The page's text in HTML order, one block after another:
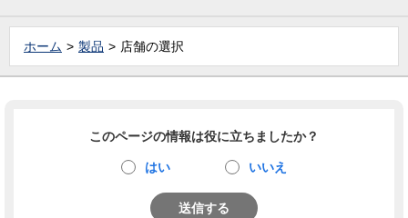
ホーム 製品 店舗の選択
このページの情報は役に立ちましたか？
はい いいえ
送信する